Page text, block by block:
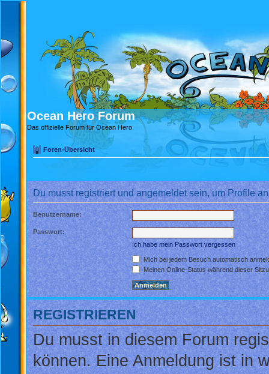
Ocean Hero Forum
Das offizielle Forum für Ocean Hero
Foren-Übersicht
Du musst registriert und angemeldet sein, um Profile
Benutzername:
Passwort:
Ich habe mein Passwort vergessen
Mich bei jedem Besuch automatisch
Meinen Online-Status während dieser
REGISTRIEREN
Du musst in diesem Forum
können. Eine Anmeldung ist in